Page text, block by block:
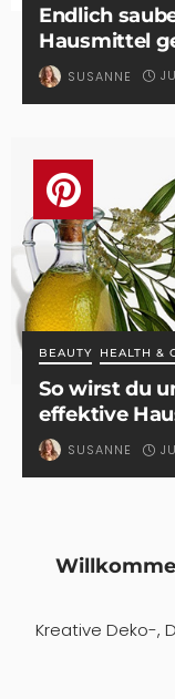
Endlich
Hausmittel
SUSANNE
BEAUTY HEALTH &
So wirst du
effektive
SUSANNE
Kreative Deko-,